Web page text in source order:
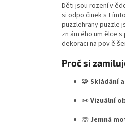
Děti jsou rození v
si odpo činek s t
puzzlehrany puzzle
zn ám ého um ělce
dekoraci na pov ě
Proč si
🧩 Skládání
👀 Vizuální
🤲 Jemná